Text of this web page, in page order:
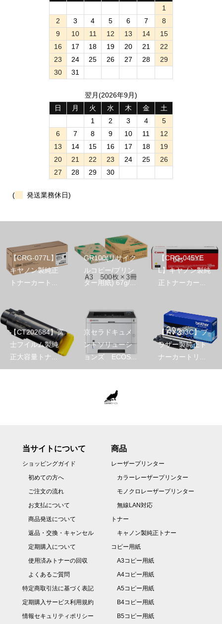
1
2
3 4 5 6 7
8
9
10 11 12 13 14
15
16
17 18 19 20 21
22
23
24 25 26 27 28
29
30
31
翌月(2026年9月)
日
月 火 水 木 金
土
1
2 3 4
5
6
7 8 9 10 11
12
13
14 15 16 17 18
19
20
21 22 23 24 25
26
27
28 29 30
( 発送業務休日)
【CRG-077L】
キヤノン製純正
トナーカート...
GR100(リサイク
ルコピー/プリン
ター用紙) 67g/...
【CRG-045YE
L】キヤノン製純
正トナーカー...
【CT202684】富
士フイルム製純
正大容量トナ...
京セラドキュメ
ントソリューシ
ョンズ ECOS...
【TN-293C】ブ
ラザー製純正ト
ナーカートリ...
当サイトについて
ショッピングガイド
初めての方へ
ご注文の流れ
お支払について
商品発送について
返品・交換・キャンセル
定期購入について
使用済みトナーの回収
よくあるご質問
特定商取引法に基づく表記
定期購入サービス利用規約
情報セキュリティポリシー
商品
レーザープリンター
カラーレーザープリンター
モノクロレーザープリンター
無線LAN対応
トナー
キャノン製純正トナー
コピー用紙
A3コピー用紙
A4コピー用紙
A5コピー用紙
B4コピー用紙
B5コピー用紙